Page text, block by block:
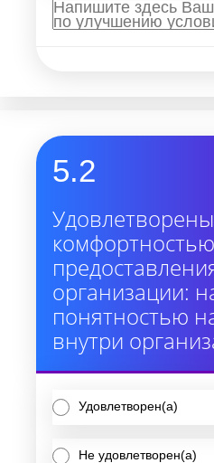
5.2
организации:
понятностью
внутри
Удовлетворен(а)
Не удовлетворен(а)